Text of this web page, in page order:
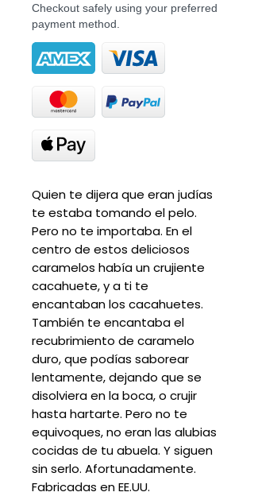
Checkout safely using your preferred
payment method.
Quien te dijera que eran judías
te estaba tomando el pelo.
Pero no te importaba. En el
centro de estos deliciosos
caramelos había un crujiente
cacahuete, y a ti te
encantaban los cacahuetes.
También te encantaba el
recubrimiento de caramelo
duro, que podías saborear
lentamente, dejando que se
disolviera en la boca, o crujir
hasta hartarte. Pero no te
equivoques, no eran las alubias
cocidas de tu abuela. Y siguen
sin serlo. Afortunadamente.
Fabricadas en EE.UU.